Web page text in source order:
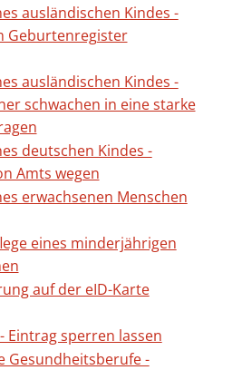
ausländischen Kindes -
Geburtenregister
ausländischen Kindes -
schwachen in eine starke
deutschen Kindes -
Amts wegen
erwachsenen Menschen
eines minderjährigen
auf der eID-Karte
Eintrag sperren lassen
Gesundheitsberufe -